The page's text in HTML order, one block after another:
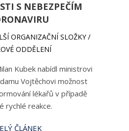
S NEBEZPEČÍM
ORGANIZAČNÍ SLOŽKY /
ODDĚLENÍ
Kubek nabídl ministrovi
Vojtěchovi možnost
lékařů v případě
rychlé reakce.
ČLÁNEK